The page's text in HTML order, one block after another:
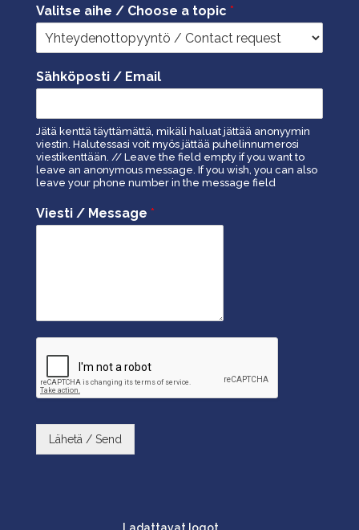
Valitse aihe / Choose a topic *
Sähköposti / Email
Jätä kenttä täyttämättä, mikäli haluat jättää anonyymin
viestin. Halutessasi voit myös jättää puhelinnumerosi
viestikenttään. // Leave the field empty if you want to
leave an anonymous message. If you wish, you can also
leave your phone number in the message field
Viesti / Message *
Lähetä / Send